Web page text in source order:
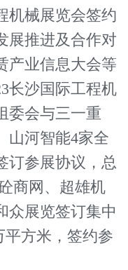
机械展览会签约
展推进及合作对
产业信息大会等
长沙国际工程机
委会与三一重
山河智能4家全
订参展协议，总
商网、超雄机
众展览签订集中
平方米，签约参